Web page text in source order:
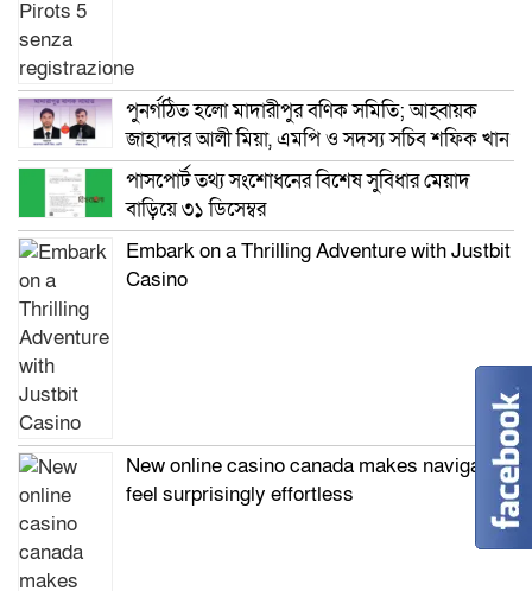
পুনর্গঠিত হলো মাদারীপুর বণিক সমিতি; আহ্বায়ক
জাহান্দার আলী মিয়া, এমপি ও সদস্য সচিব শফিক খান
পাসপোর্ট তথ্য সংশোধনের বিশেষ সুবিধার মেয়াদ
বাড়িয়ে ৩১ ডিসেম্বর
Embark on a Thrilling Adventure with Justbit
Casino
New online casino canada makes navigation
feel surprisingly effortless